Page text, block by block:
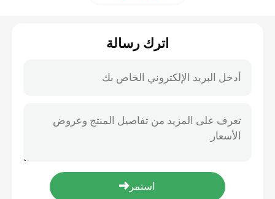
اترك رسالة